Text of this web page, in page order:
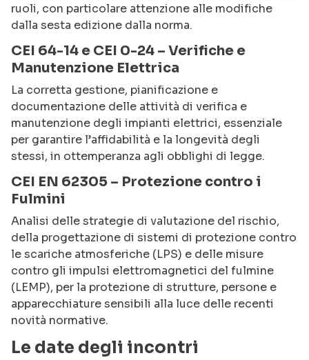
ruoli, con particolare attenzione alle modifiche
dalla sesta edizione dalla norma.
CEI 64-14 e CEI 0-24 – Verifiche e
Manutenzione Elettrica
La corretta gestione, pianificazione e
documentazione delle attività di verifica e
manutenzione degli impianti elettrici, essenziale
per garantire l’affidabilità e la longevità degli
stessi, in ottemperanza agli obblighi di legge.
CEI EN 62305 – Protezione contro i
Fulmini
Analisi delle strategie di valutazione del rischio,
della progettazione di sistemi di protezione contro
le scariche atmosferiche (LPS) e delle misure
contro gli impulsi elettromagnetici del fulmine
(LEMP), per la protezione di strutture, persone e
apparecchiature sensibili alla luce delle recenti
novità normative.
Le date degli incontri